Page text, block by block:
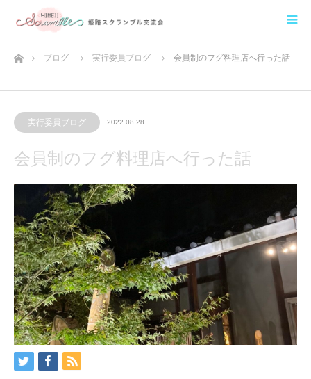
ホームブログ 実行委員ブログ 会員制のフグ料理店へ行った話
実行委員ブログ 2022.08.28
会員制のフグ料理店へ行った話